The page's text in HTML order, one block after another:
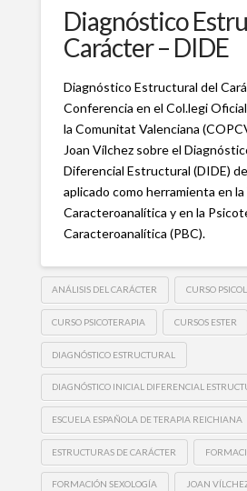
Diagnóstico
Carácter – DIDE
Diagnóstico Estructural del
Conferencia en el Col.legi
la Comunitat Valenciana
Joan Vílchez sobre el
Diferencial Estructural (DIDE)
aplicado como herramienta en
Caracteroanalítica y en la
Caracteroanalítica (PBC).
ANÁLISIS DEL CARÁCTER CURSO
CURSO PSICOTERAPIA CURSOS ESTER
DIAGNÓSTICO ESTRUCTURAL
DIAGNÓSTICO INICIAL DIFERENCIAL
ESCUELA ESPAÑOLA DE TERAPIA REICHIANA
ESTRUCTURAS DE CARÁCTER
FORMACIÓN SEXOLOGÍA JOAN